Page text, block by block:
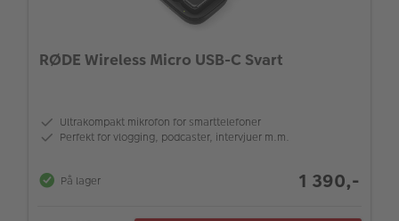
RØDE Wireless Micro USB-C Svart
Ultrakompakt mikrofon for smarttelefoner
Perfekt for vlogging, podcaster, intervjuer m.m.
På lager 1 390,-